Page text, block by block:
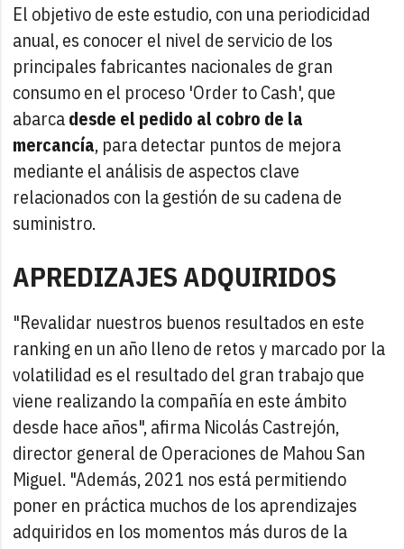
El objetivo de este estudio, con una periodicidad
anual, es conocer el nivel de servicio de los
principales fabricantes nacionales de gran
consumo en el proceso 'Order to Cash', que
abarcadesde el pedido al cobro de la
mercancía, para detectar puntos de mejora
mediante el análisis de aspectos clave
relacionados con la gestión de su cadena de
suministro.
APREDIZAJES ADQUIRIDOS
"Revalidar nuestros buenos resultados en este
ranking en un año lleno de retos y marcado por la
volatilidad es el resultado del gran trabajo que
viene realizando la compañía en este ámbito
desde hace años", afirma Nicolás Castrejón,
director general de Operaciones de Mahou San
Miguel. "Además, 2021 nos está permitiendo
poner en práctica muchos de los aprendizajes
adquiridos en los momentos más duros de la